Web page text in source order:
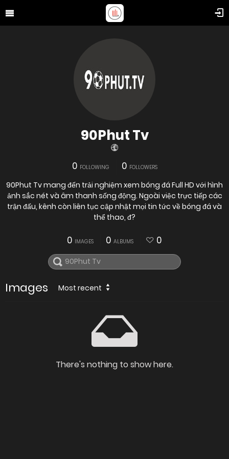
90Phut Tv
0 FOLLOWING 0 FOLLOWERS
90Phut Tv mang đến trải nghiệm xem bóng đá Full HD với hình
ảnh sắc nét và âm thanh sống động. Ngoài việc trực tiếp các
trận đấu, kênh còn liên tục cập nhật mọi tin tức về bóng đá và
thể thao, đ?
0 IMAGES 0 ALBUMS 0
Images Most recent
There's nothing to show here.